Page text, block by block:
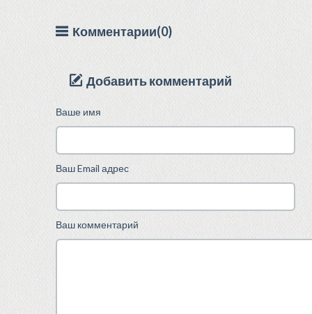
Комментарии(0)
Добавить комментарий
Ваше имя
Ваш Email адрес
Ваш комментарий